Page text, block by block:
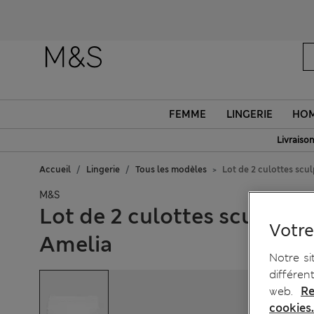
FEMME LINGERIE
Accueil Lingerie Tous les modèles Lot de 2 culottes
M&S
Lot de 2 culottes
Amelia
Notre
web.
cookies.